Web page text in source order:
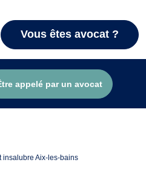
Vous êtes avocat ?
appelé par un avocat
insalubre Aix-les-bains